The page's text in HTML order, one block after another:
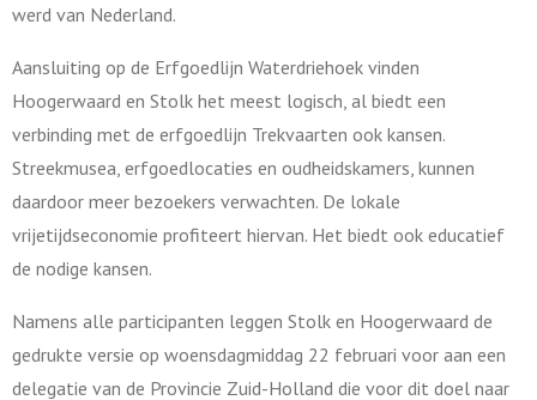
werd van Nederland.
Aansluiting op de Erfgoedlijn Waterdriehoek vinden
Hoogerwaard en Stolk het meest logisch, al biedt een
verbinding met de erfgoedlijn Trekvaarten ook kansen.
Streekmusea, erfgoedlocaties en oudheidskamers, kunnen
daardoor meer bezoekers verwachten. De lokale
vrijetijdseconomie profiteert hiervan. Het biedt ook educatief
de nodige kansen.
Namens alle participanten leggen Stolk en Hoogerwaard de
gedrukte versie op woensdagmiddag 22 februari voor aan een
delegatie van de Provincie Zuid-Holland die voor dit doel naar